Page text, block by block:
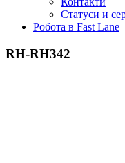
Статуси и
Робота в Fast Lane
RH-RH342